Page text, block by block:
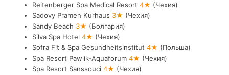
Reitenberger Spa Medical Resort 4★ (Чехия)
Sadovy Pramen Kurhaus 3★ (Чехия)
Sandy Beach 3★ (Болгария)
Silva Spa Hotel 4★ (Чехия)
Sofra Fit & Spa Gesundheitsinstitut 4★ (Польша)
Spa Resort Pawlik-Aquaforum 4★ (Чехия)
Spa Resort Sanssouci 4★ (Чехия)